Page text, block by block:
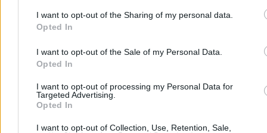
I want to opt-out of the Sharing of my personal data.
Opted In
I want to opt-out of the Sale of my Personal Data.
Opted In
I want to opt-out of processing my Personal Data for
Targeted Advertising.
Opted In
I want to opt-out of Collection, Use, Retention, Sale,
Na to liczy Rozwój Plus. „Potrzebują mięsa